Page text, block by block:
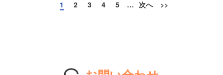
1 2 3 4 5 … 次へ >>